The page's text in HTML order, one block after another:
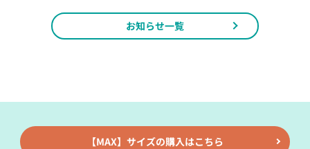
お知らせ一覧
【MAX】サイズの購入はこちら